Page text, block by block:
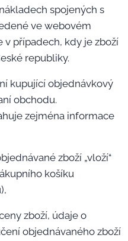
spojených s
ve webovém
v případech, kdy je zboží
republiky.
kupující objednávkový
obchodu.
zejména informace
zboží „vloží“
košíku
zboží, údaje o
objednávaného zboží